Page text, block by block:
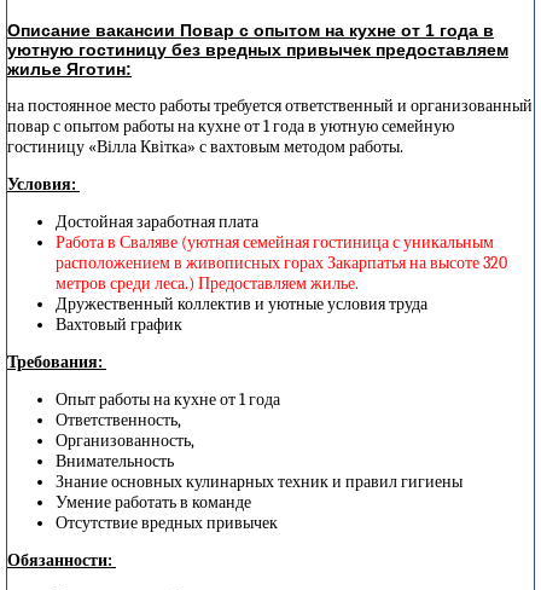
Описание вакансии Повар с опытом на кухне от 1 года в
уютную гостиницу без вредных привычек предоставляем
жилье Яготин:
на постоянное место работы требуется ответственный и организованный
повар с опытом работы на кухне от 1 года в уютную семейную
гостиницу «Вілла Квітка» с вахтовым методом работы.
Условия:
Достойная заработная плата
Работа в Сваляве (уютная семейная гостиница с уникальным
расположением в живописных горах Закарпатья на высоте 320
метров среди леса.) Предоставляем жилье.
Дружественный коллектив и уютные условия труда
Вахтовый график
Требования:
Опыт работы на кухне от 1 года
Ответственность,
Организованность,
Внимательность
Знание основных кулинарных техник и правил гигиены
Умение работать в команде
Отсутствие вредных привычек
Обязанности: